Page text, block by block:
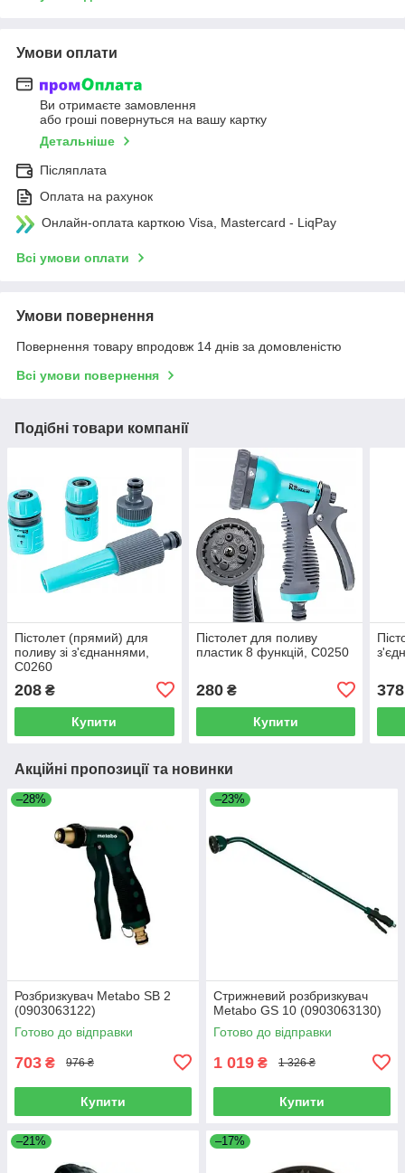
Умови оплати
Ви отримаєте замовлення
або гроші повернуться на вашу картку
Детальніше
Післяплата
Оплата на рахунок
Онлайн-оплата карткою Visa, Mastercard - LiqPay
Всі умови оплати
Умови повернення
Повернення товару впродовж 14 днів за домовленістю
Всі умови повернення
Подібні товари компанії
Пістолет (прямий) для
поливу зі з'єднаннями,
C0260
208 ₴
Купити
Пістолет для поливу
пластик 8 функцій, C0250
280₴
Купити
378
Акційні пропозиції та новинки
–28%
Розбризкувач Metabo SB 2
(0903063122)
Готово до відправки
703 ₴ 976 ₴
Купити
–23%
Стрижневий розбризкувач
Metabo GS 10 (0903063130)
Готово до відправки
1 019 ₴ 1 326 ₴
Купити
–21% –17%